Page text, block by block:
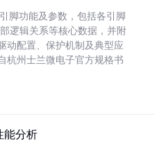
脚功能及参数，包括各引脚
逻辑关系等核心数据，并附
动配置、保护机制及典型应
杭州士兰微电子官方规格书
能分析